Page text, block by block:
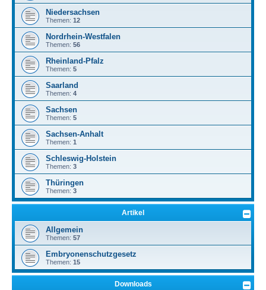
Niedersachsen
Themen: 12
Nordrhein-Westfalen
Themen: 56
Rheinland-Pfalz
Themen: 5
Saarland
Themen: 4
Sachsen
Themen: 5
Sachsen-Anhalt
Themen: 1
Schleswig-Holstein
Themen: 3
Thüringen
Themen: 3
Artikel
Allgemein
Themen: 57
Embryonenschutzgesetz
Themen: 15
Downloads